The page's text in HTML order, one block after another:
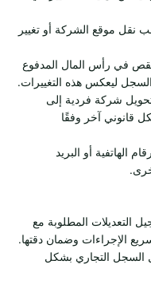
نقل موقع الشركة أو تغيير
في رأس المال المدفوع
ليعكس هذه التغييرات.
شركة فردية إلى
قانوني آخر وفقًا
الهاتفية أو البريد
التعديلات المطلوبة مع
الإجراءات وضمان دقتها.
التجاري بشكل